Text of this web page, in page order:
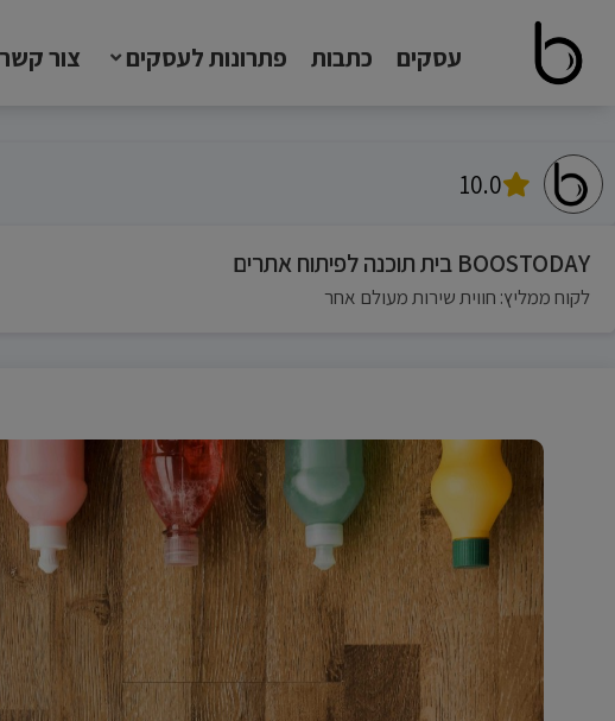
עסקים כתבות פתרונות לעסקים צור קשר
10.0
BOOSTODAY בית תוכנה לפיתוח אתרים
לקוח ממליץ: חווית שירות מעולם אחר